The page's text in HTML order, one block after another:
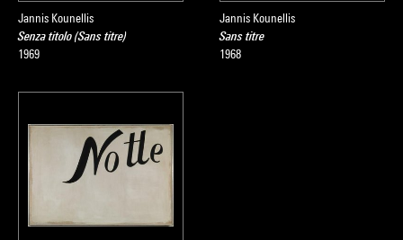
Jannis Kounellis
Senza titolo (Sans titre)
1969
Jannis Kounellis
Sans titre
1968